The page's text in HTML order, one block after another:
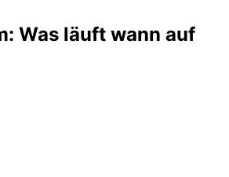
Was läuft wann auf